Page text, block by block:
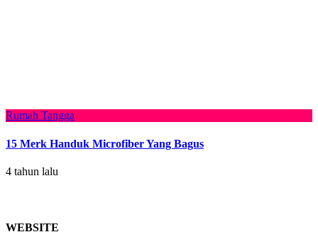
Rumah Tangga
15 Merk Handuk Microfiber Yang Bagus
4 tahun lalu
WEBSITE